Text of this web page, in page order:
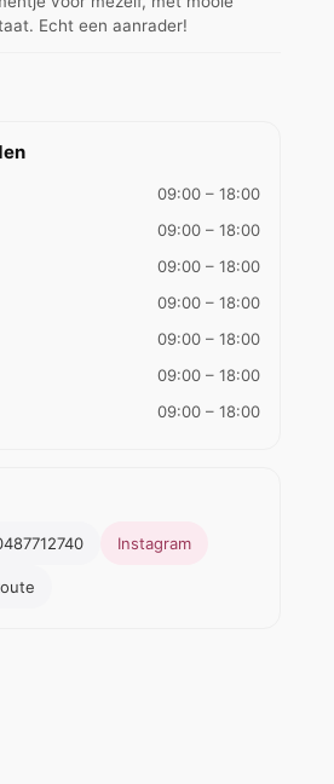
Echt een aanrader!
09:00 – 18:00
09:00 – 18:00
09:00 – 18:00
09:00 – 18:00
09:00 – 18:00
09:00 – 18:00
09:00 – 18:00
Instagram